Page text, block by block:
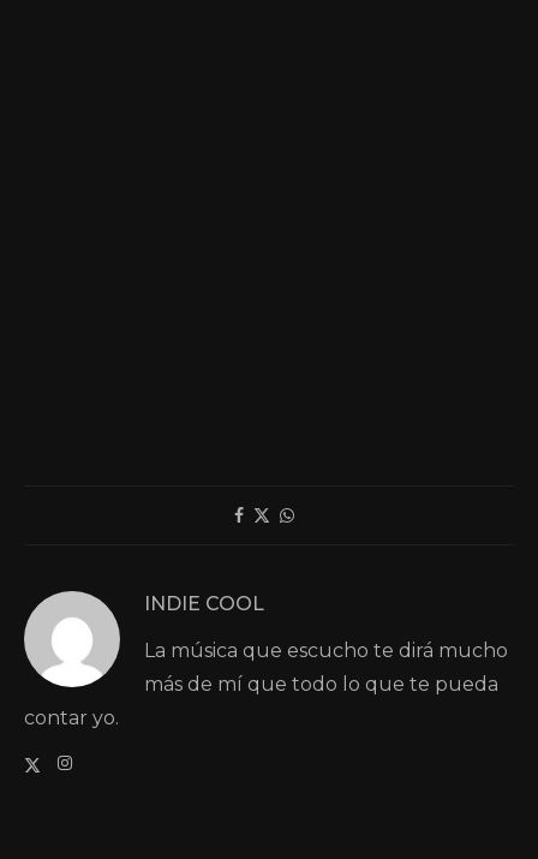
INDIE COOL
La música que escucho te dirá mucho
más de mí que todo lo que te pueda
contar yo.